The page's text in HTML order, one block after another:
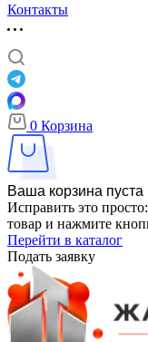
Контакты
0 Корзина
Ваша корзина пуста
Исправить это
товар и нажмите
Перейти в каталог
Подать заявку